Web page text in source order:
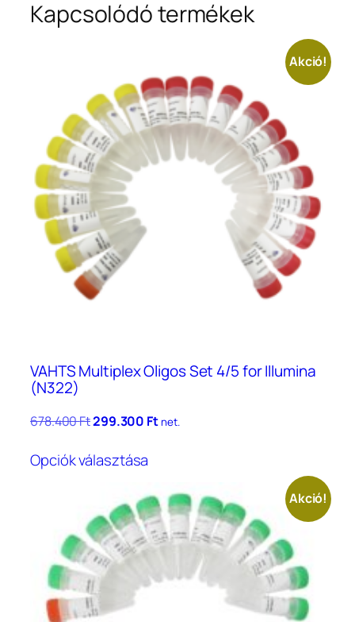
Kapcsolódó termékek
Akció!
VAHTS Multiplex Oligos Set 4/5 for Illumina
(N322)
678.400FtOriginal
was:
299.300 FtCurrent
net.
Opciók választása
több
variációja
van.
változatok
Akció!